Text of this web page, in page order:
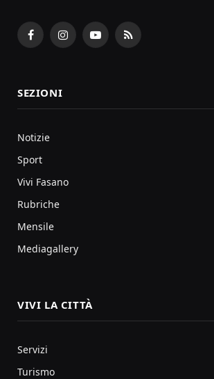
FacebookInstagramYouTubeRSS
SEZIONI
Notizie
Sport
Vivi Fasano
Rubriche
Mensile
Mediagallery
VIVI LA CITTÀ
Servizi
Turismo